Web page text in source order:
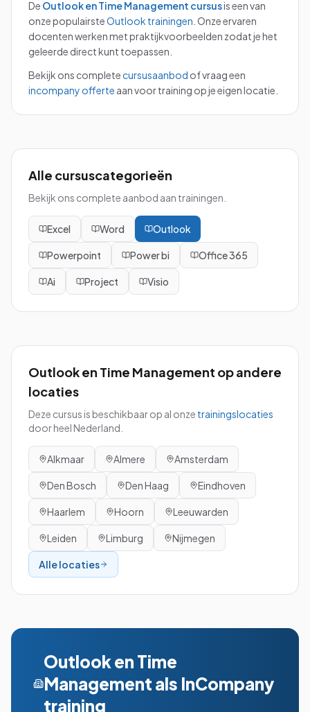
De Outlook en Time Management cursusis een van
onze populairsteOutlook trainingen Onze ervaren
docenten werken met praktijkvoorbeelden zodat je het
geleerde direct kunt toepassen.
Bekijk ons completecursusaanbod of vraag een
incompany offerte aan voor training op je eigen locatie.
Alle cursuscategorieën
Bekijk ons complete aanbod aan trainingen.
Excel Word Outlook
Powerpoint Power bi Office 365
Ai Project Visio
Outlook en Time Management op andere
locaties
Deze cursus is beschikbaar op al onze trainingslocaties
door heel Nederland.
Alkmaar Almere Amsterdam
Den Bosch Den Haag Eindhoven
Haarlem Hoorn Leeuwarden
Leiden Limburg Nijmegen
Alle locaties
Outlook en Time
Management als InCompany
training